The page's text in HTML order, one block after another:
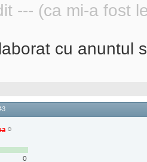
--- (ca mi-a fost
cu anuntul
0